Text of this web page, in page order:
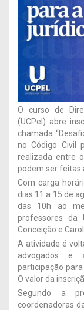
O curso de
(UCPel) abre
chamada
no Código Civil
realizada entre
podem ser feitas
Com carga
dias 11 a 15 de
das 10h ao
professores da
Conceição e
A atividade é
advogados e
participação
O valor da
Segundo a
coordenadoras